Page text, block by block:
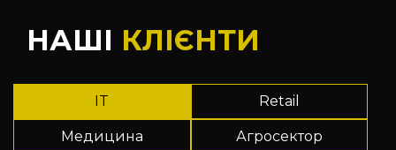
НАШІ КЛІЄНТИ
IT Retail
Медицина Агросектор